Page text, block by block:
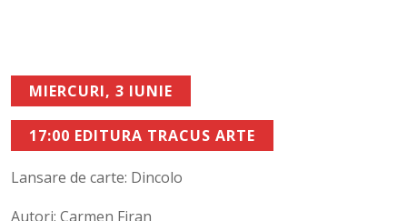
MIERCURI, 3 IUNIE
17:00 EDITURA TRACUS ARTE
Lansare de carte: Dincolo
Autori: Carmen Firan